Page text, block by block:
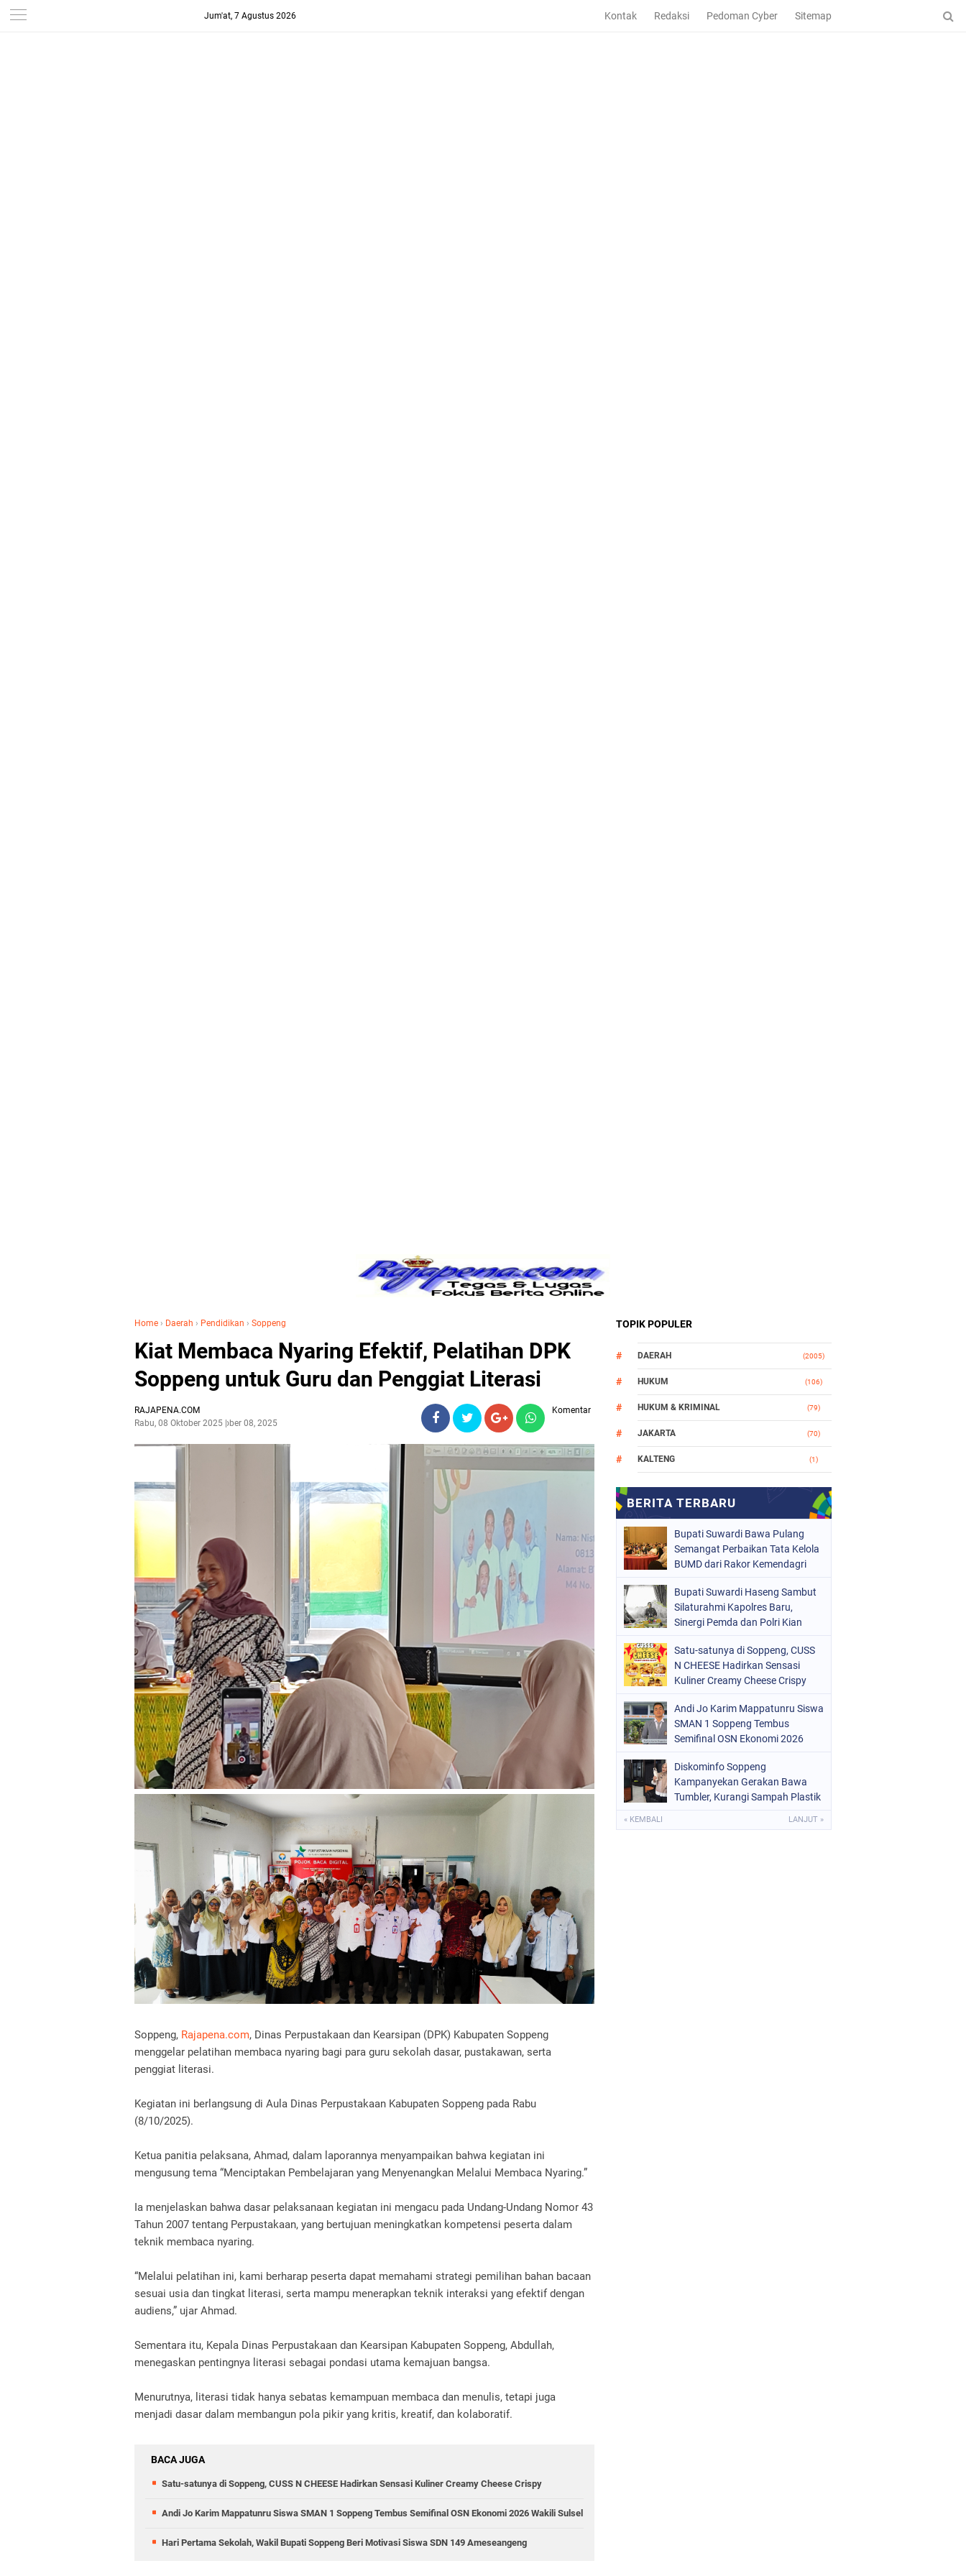
Jum'at, 7 Agustus 2026 Kontak Redaksi Pedoman Cyber Sitemap
Home › Daerah › Pendidikan › Soppeng
Kiat Membaca Nyaring Efektif, Pelatihan DPK
Soppeng untuk Guru dan Penggiat Literasi
RAJAPENA.COM
Rabu, 08 Oktober 2025Oktober 08, 2025
Komentar
Soppeng, Rajapena.com, Dinas Perpustakaan dan Kearsipan (DPK) Kabupaten Soppeng
menggelar pelatihan membaca nyaring bagi para guru sekolah dasar, pustakawan, serta
penggiat literasi.
Kegiatan ini berlangsung di Aula Dinas Perpustakaan Kabupaten Soppeng pada Rabu
(8/10/2025).
Ketua panitia pelaksana, Ahmad, dalam laporannya menyampaikan bahwa kegiatan ini
mengusung tema “Menciptakan Pembelajaran yang Menyenangkan Melalui Membaca Nyaring.”
Ia menjelaskan bahwa dasar pelaksanaan kegiatan ini mengacu pada Undang-Undang Nomor 43
Tahun 2007 tentang Perpustakaan, yang bertujuan meningkatkan kompetensi peserta dalam
teknik membaca nyaring.
“Melalui pelatihan ini, kami berharap peserta dapat memahami strategi pemilihan bahan bacaan
sesuai usia dan tingkat literasi, serta mampu menerapkan teknik interaksi yang efektif dengan
audiens,” ujar Ahmad.
Sementara itu, Kepala Dinas Perpustakaan dan Kearsipan Kabupaten Soppeng, Abdullah,
menegaskan pentingnya literasi sebagai pondasi utama kemajuan bangsa.
Menurutnya, literasi tidak hanya sebatas kemampuan membaca dan menulis, tetapi juga
menjadi dasar dalam membangun pola pikir yang kritis, kreatif, dan kolaboratif.
BACA JUGA
Satu-satunya di Soppeng, CUSS N CHEESE Hadirkan Sensasi Kuliner Creamy Cheese Crispy
Andi Jo Karim Mappatunru Siswa SMAN 1 Soppeng Tembus Semifinal OSN Ekonomi 2026 Wakili Sulsel
Hari Pertama Sekolah, Wakil Bupati Soppeng Beri Motivasi Siswa SDN 149 Ameseangeng
TOPIK POPULER
DAERAH (2005)
HUKUM (106)
HUKUM & KRIMINAL (79)
JAKARTA (70)
KALTENG (1)
MAKASSAR
(748)
ORGANISASI
PERISTIWA
POLITIK (157)
POLRI
SULSEL
Bupati Suwardi Bawa Pulang
Semangat Perbaikan Tata Kelola
BUMD dari Rakor Kemendagri
Bupati Suwardi Haseng Sambut
Silaturahmi Kapolres Baru,
Sinergi Pemda dan Polri Kian
Satu-satunya di Soppeng, CUSS
N CHEESE Hadirkan Sensasi
Kuliner Creamy Cheese Crispy
Andi Jo Karim Mappatunru Siswa
SMAN 1 Soppeng Tembus
Semifinal OSN Ekonomi 2026
Diskominfo Soppeng
Kampanyekan Gerakan Bawa
Tumbler, Kurangi Sampah Plastik
« KEMBALI LANJUT »